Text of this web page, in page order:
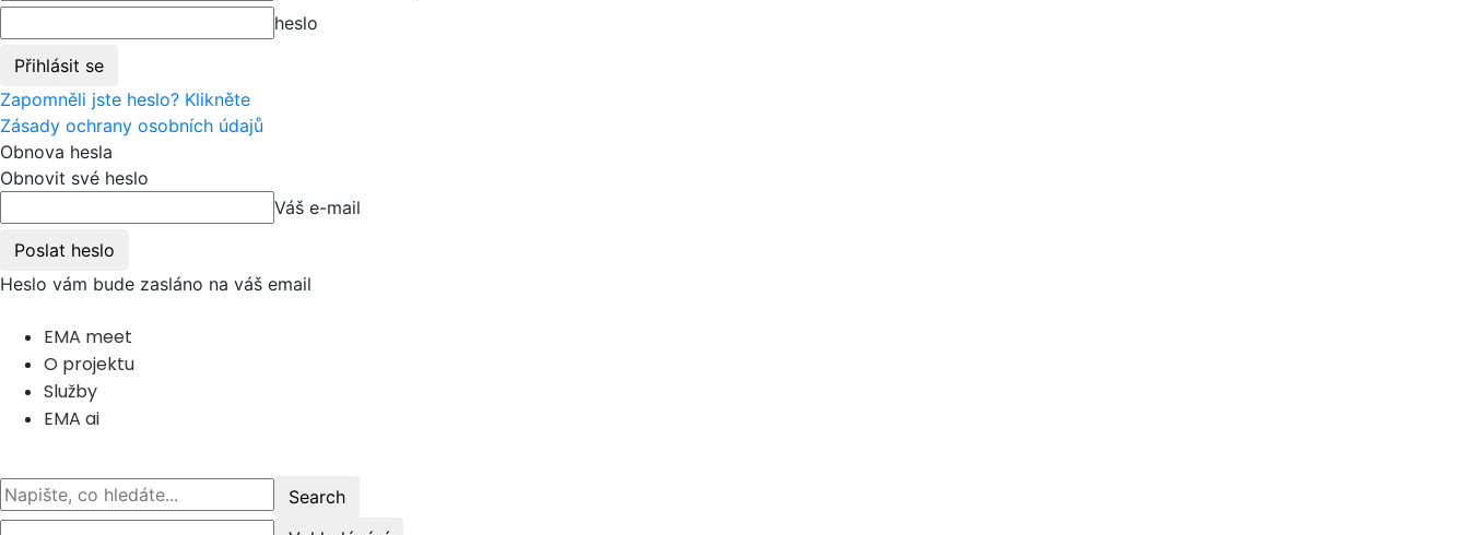
heslo
Zapomněli jste heslo? Klikněte
Zásady ochrany osobních údajů
Obnova hesla
Obnovit své heslo
Váš e-mail
Heslo vám bude zasláno na váš email
EMA meet
O projektu
Služby
EMA ai